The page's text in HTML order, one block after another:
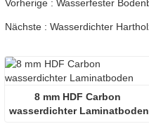
8 mm HDF Carbon
wasserdichter Laminatboden